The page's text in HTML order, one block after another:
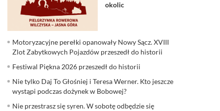
okolic
Motoryzacyjne perełki opanowały Nowy Sącz. XVIII
Zlot Zabytkowych Pojazdów przeszedł do historii
Festiwal Piękna 2026 przeszedł do historii
Nie tylko Daj To Głośniej i Teresa Werner. Kto jeszcze
wystąpi podczas dożynek w Bobowej?
Nie przestrasz się syren. W sobotę odbędzie się